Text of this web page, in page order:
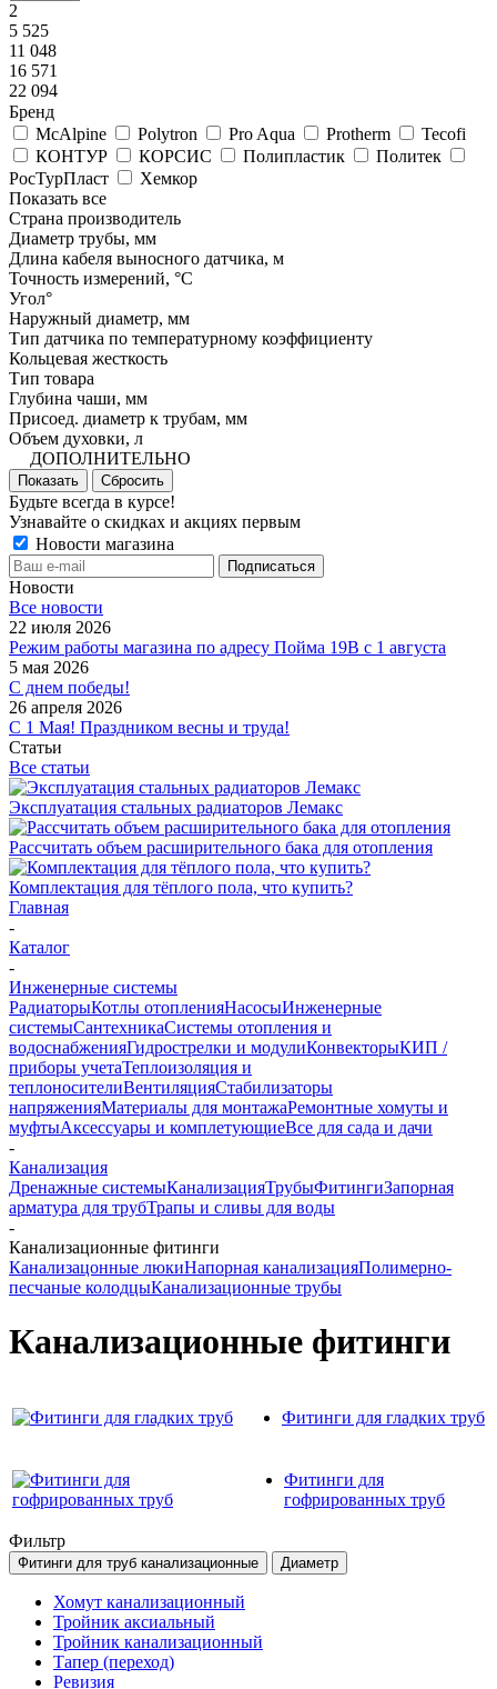
2
5 525
11 048
16 571
22 094
Бренд
McAlpine
Polytron Pro Aqua Protherm
Tecofi
КОНТУР
КОРСИС Полипластик
Политек
РосТурПласт
Хемкор
Показать все
Страна производитель
Диаметр трубы, мм
Длина кабеля выносного датчика, м
Точность измерений, °C
Угол°
Наружный диаметр, мм
Тип датчика по температурному коэффициенту
Кольцевая жесткость
Тип товара
Глубина чаши, мм
Присоед. диаметр к трубам, мм
Объем духовки, л
ДОПОЛНИТЕЛЬНО
Показать Сбросить
Будьте всегда в курсе!
Узнавайте о скидках и акциях первым
Новости магазина
Новости
Все новости
22 июля 2026
Режим работы магазина по адресу Пойма 19В с 1 августа
5 мая 2026
С днем победы!
26 апреля 2026
С 1 Мая! Праздником весны и труда!
Статьи
Все статьи
Эксплуатация стальных радиаторов Лемакс
Рассчитать объем расширительного бака для отопления
Комплектация для тёплого пола, что купить?
Главная
-
Каталог
-
Инженерные системы
РадиаторыКотлы отопленияНасосыИнженерные
системыСантехникаСистемы отопления и
водоснабженияГидрострелки и модулиКонвекторыКИП /
приборы учетаТеплоизоляция и
теплоносителиВентиляцияСтабилизаторы
напряженияМатериалы для монтажаРемонтные хомуты и
муфтыАксессуары и комплетующиеВсе для сада и дачи
-
Канализация
Дренажные системыКанализацияТрубыФитингиЗапорная
арматура для трубТрапы и сливы для воды
-
Канализационные фитинги
Канализацонные люкиНапорная канализацияПолимерно-
песчаные колодцыКанализационные трубы
Канализационные фитинги
Фитинги для гладких труб
Фитинги для
гофрированных труб
Фильтр
Фитинги для труб канализационные Диаметр
Хомут канализационный
Тройник аксиальный
Тройник канализационный
Тапер (переход)
Ревизия